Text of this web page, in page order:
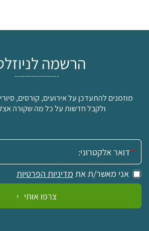
הרשמה
מוזמנים להתעדכן על אירועים, קורסים,
ולקבל חדשות על כל מה שקורה
אימייל:
אני מאשר/ת את מדיניות הפרטיות
צרפו אותי